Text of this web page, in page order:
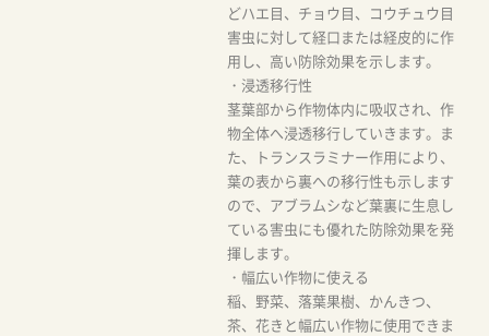
どハエ目、チョウ目、コウチュウ目
害虫に対して経口または経皮的に作
用し、高い防除効果を示します。
・浸透移行性
茎葉部から作物体内に吸収され、作
物全体へ浸透移行していきます。ま
た、トランスラミナー作用により、
葉の表から裏への移行性も示します
ので、アブラムシなど葉裏に生息し
ている害虫にも優れた防除効果を発
揮します。
・幅広い作物に使える
稲、野菜、落葉果樹、かんきつ、
茶、花きと幅広い作物に使用できま